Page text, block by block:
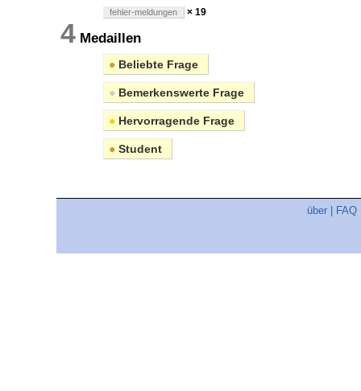
fehler-meldungen × 19
4 Medaillen
● Beliebte Frage
● Bemerkenswerte Frage
● Hervorragende Frage
● Student
über FAQ